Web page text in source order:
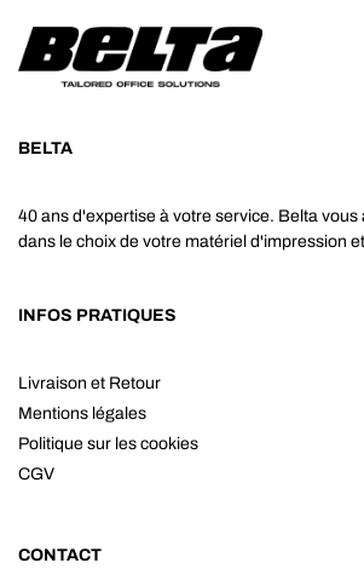
BELTA
40 ans d'expertise à votre service. Belta vous
dans le choix de votre matériel d'impression
INFOS PRATIQUES
Livraison et Retour
Mentions légales
Politique sur les cookies
CGV
CONTACT